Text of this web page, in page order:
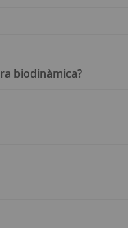
biodinàmica?